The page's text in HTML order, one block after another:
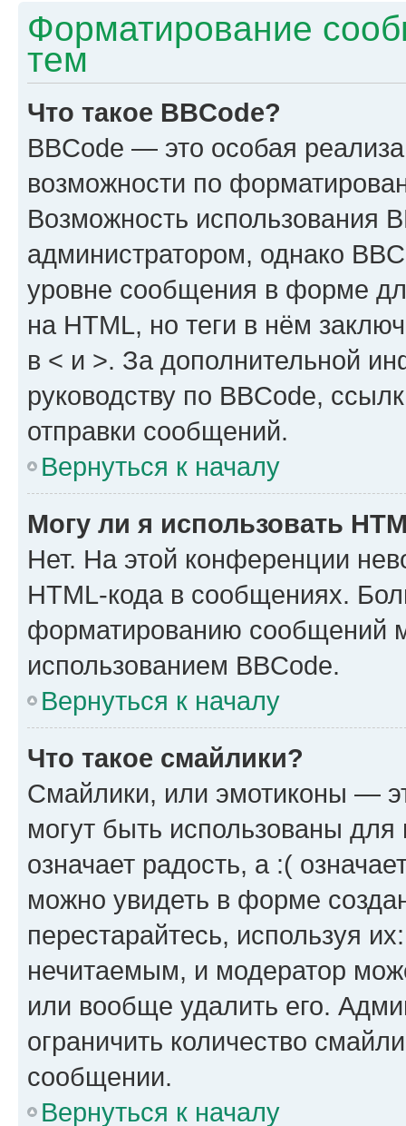
Форматирование
тем
Что такое BBCode?
BBCode — это особая
возможности по
Возможность использования
администратором, однако
уровне сообщения в форме
на HTML, но теги в нём
в < и >. За дополнительной
руководству по BBCode,
отправки сообщений.
Вернуться к началу
Могу ли я использовать
Нет. На этой конференции
HTML-кода в сообщениях.
форматированию сообщений
использованием BBCode.
Вернуться к началу
Что такое смайлики?
Смайлики, или эмотиконы —
могут быть использованы
означает радость, а :(
можно увидеть в форме
перестарайтесь, используя
нечитаемым, и модератор
или вообще удалить его.
ограничить количество
сообщении.
Вернуться к началу